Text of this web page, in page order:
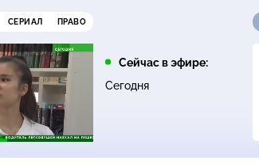
СЕРИАЛ ПРАВО
Сейчас в эфире:
Сегодня
11:00
ДНК16+